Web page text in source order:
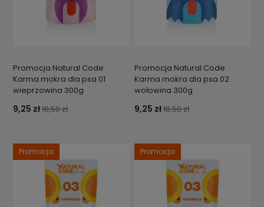
Promocja Natural Code
Karma mokra dla psa 01
wieprzowina 300g
9,25 zł18,50 zł
Promocja Natural Code
Karma mokra dla psa 02
wołowina 300g
9,25 zł18,50 zł
Promocja Promocja